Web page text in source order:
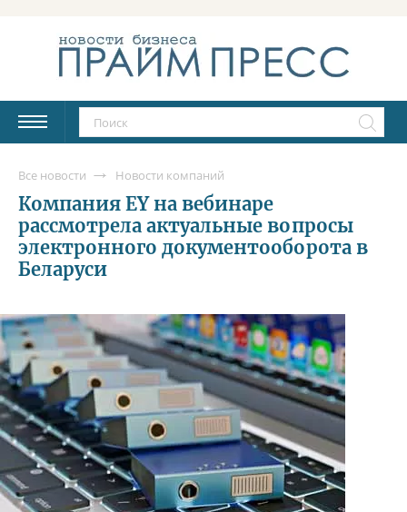
Все новости Новости компаний
Компания EY на вебинаре
рассмотрела актуальные вопросы
электронного документооборота в
Беларуси